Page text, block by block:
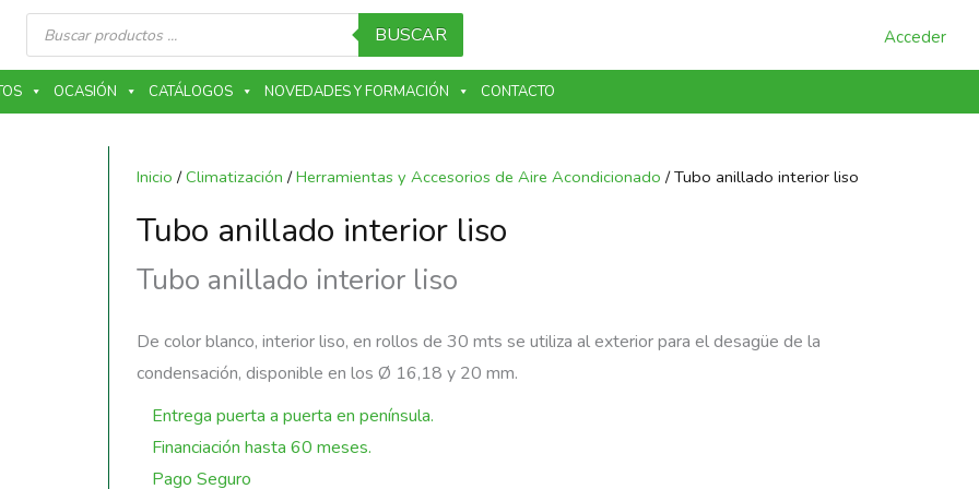
Búsqueda
productos BUSCAR Acceder
OCASIÓN CATÁLOGOS NOVEDADES Y FORMACIÓN CONTACTO
Inicio /Climatización /Herramientas y Accesorios de Aire Acondicionado / Tubo anillado interior liso
Tubo anillado interior liso
Tubo anillado interior liso
De color blanco, interior liso, en rollos de 30 mts se utiliza al exterior para el desagüe de la
condensación, disponible en los Ø 16,18 y 20 mm.
Entrega puerta a puerta en península.
Financiación hasta 60 meses.
Pago Seguro